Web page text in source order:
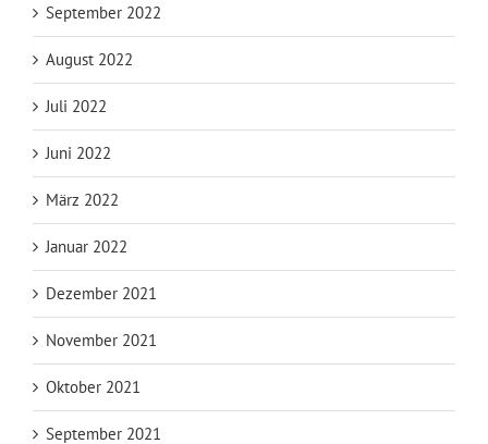
September 2022
August 2022
Juli 2022
Juni 2022
März 2022
Januar 2022
Dezember 2021
November 2021
Oktober 2021
September 2021